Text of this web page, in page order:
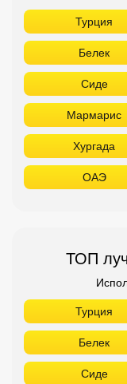
Турция
Белек
Сиде
Мармарис
Хургада
ОАЭ
ТОП
Турция
Белек
Сиде